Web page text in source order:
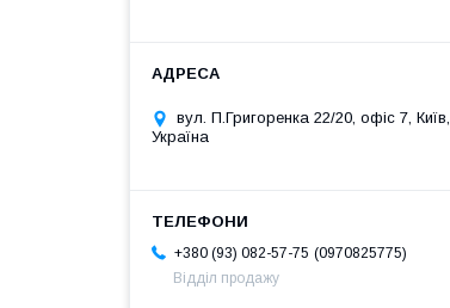
вул. П.Григоренка 22/20, офіс 7, Київ,
Україна
+380 (93) 082-57-75
0970825775
Відділ продажу